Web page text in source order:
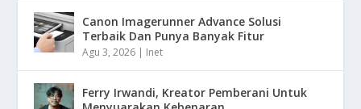
Canon Imagerunner Advance Solusi
Terbaik Dan Punya Banyak Fitur
Agu 3, 2026 | Inet
Ferry Irwandi, Kreator Pemberani Untuk